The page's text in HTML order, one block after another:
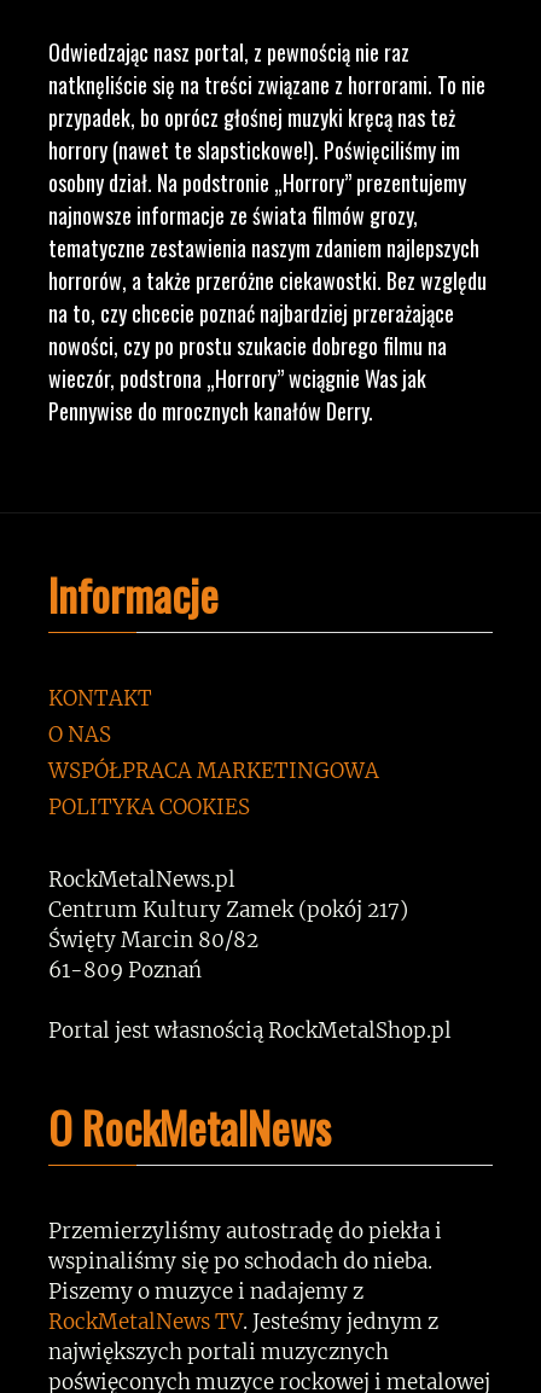
Odwiedzając nasz portal, z pewnością nie raz
natknęliście się na treści związane z horrorami. To nie
przypadek, bo oprócz głośnej muzyki kręcą nas też
horrory (nawet te slapstickowe!). Poświęciliśmy im
osobny dział. Na podstronie „Horrory” prezentujemy
najnowsze informacje ze świata filmów grozy,
tematyczne zestawienia naszym zdaniem najlepszych
horrorów, a także przeróżne ciekawostki. Bez względu
na to, czy chcecie poznać najbardziej przerażające
nowości, czy po prostu szukacie dobrego filmu na
wieczór, podstrona „Horrory” wciągnie Was jak
Pennywise do mrocznych kanałów Derry.
Informacje
KONTAKT
O NAS
WSPÓŁPRACA MARKETINGOWA
POLITYKA COOKIES
RockMetalNews.pl
Centrum Kultury Zamek (pokój 217)
Święty Marcin 80/82
61-809 Poznań
Portal jest własnością RockMetalShop.pl
O RockMetalNews
Przemierzyliśmy autostradę do piekła i
wspinaliśmy się po schodach do nieba.
Piszemy o muzyce i nadajemy z
RockMetalNews TV. Jesteśmy jednym z
największych portali muzycznych
poświęconych muzyce rockowej i metalowej